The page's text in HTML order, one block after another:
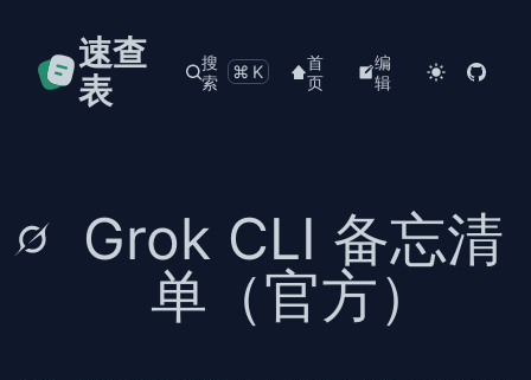
速查
表
搜
索
⌘K
首
页
编
辑
Grok CLI 备忘清
单（官方）